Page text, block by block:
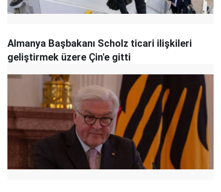
Almanya Başbakanı Scholz ticari ilişkileri
geliştirmek üzere Çin'e gitti